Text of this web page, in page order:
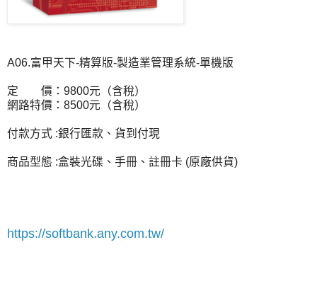
A06.富甲天下-精算版-製造業管理系統-單機版
定 價：9800元（含稅）
網路特價：8500元（含稅）
付款方式 :銀行匯款、貨到付現
商品型態 :盒裝光碟、手冊、註冊卡 (原廠供貨)
https://softbank.any.com.tw/